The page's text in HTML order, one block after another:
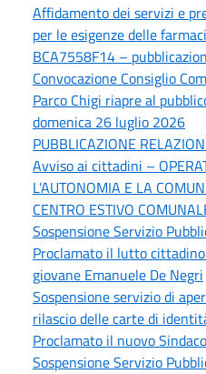
Affidamento dei servizi e
per le esigenze delle
BCA7558F14 –
Convocazione Consiglio
Parco Chigi riapre al
domenica 26 luglio 2026
PUBBLICAZIONE
Avviso ai cittadini –
L’AUTONOMIA E LA
CENTRO ESTIVO
Sospensione Servizio
Proclamato il lutto
giovane Emanuele De Negri
Sospensione servizio di
rilascio delle carte di
Proclamato il nuovo
Sospensione Servizio